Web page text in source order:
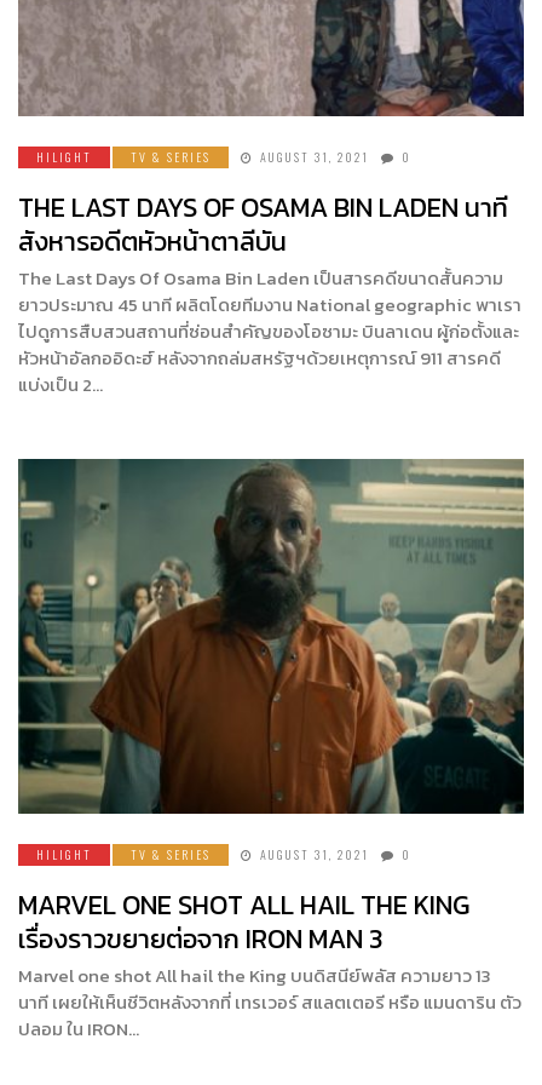
HILIGHT TV & SERIES AUGUST 31, 2021 0
THE LAST DAYS OF OSAMA BIN LADEN นาที
สังหารอดีตหัวหน้าตาลีบัน
The Last Days Of Osama Bin Laden เป็นสารคดีขนาดสั้นความ
ยาวประมาณ 45 นาที ผลิตโดยทีมงาน National geographic พาเรา
ไปดูการสืบสวนสถานที่ซ่อนสำคัญของโอซามะ บินลาเดน ผู้ก่อตั้งและ
หัวหน้าอัลกออิดะฮ์ หลังจากถล่มสหรัฐฯด้วยเหตุการณ์ 911 สารคดี
แบ่งเป็น 2…
HILIGHT TV & SERIES AUGUST 31, 2021 0
MARVEL ONE SHOT ALL HAIL THE KING
เรื่องราวขยายต่อจาก IRON MAN 3
Marvel one shot All hail the King บนดิสนีย์พลัส ความยาว 13
นาที เผยให้เห็นชีวิตหลังจากที่ เทรเวอร์ สแลตเตอรี หรือ แมนดาริน ตัว
ปลอม ใน IRON…